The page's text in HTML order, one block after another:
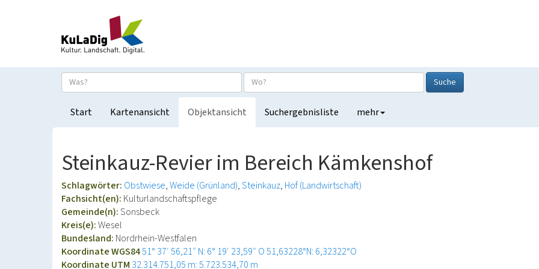
Suche
Start Kartenansicht Objektansicht Suchergebnisliste mehr
Steinkauz-Revier im Bereich Kämkenshof
Schlagwörter: Obstwiese Weide (Grünland) Steinkauz Hof (Landwirtschaft)
Fachsicht(en): Kulturlandschaftspflege
Gemeinde(n):Sonsbeck
Kreis(e):Wesel
Bundesland: Nordrhein-Westfalen
Koordinate WGS8451° 37′ 56,21″ N: 6° 19′ 23,59″ O51,63228°N: 6,32322°O
Koordinate UTM 32.314.751,05 m: 5.723.534,70 m